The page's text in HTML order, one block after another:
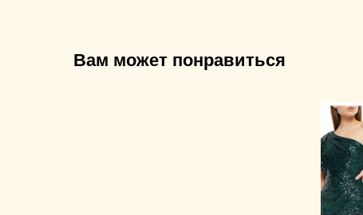
Вам может понравиться